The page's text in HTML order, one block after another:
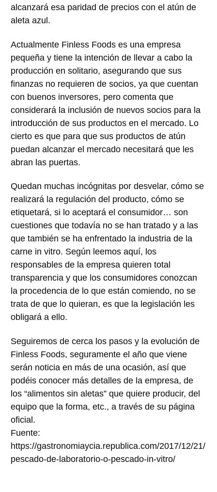
alcanzará esa paridad de precios con el atún de
aleta azul.
Actualmente Finless Foods es una empresa
pequeña y tiene la intención de llevar a cabo la
producción en solitario, asegurando que sus
finanzas no requieren de socios, ya que cuentan
con buenos inversores, pero comenta que
considerará la inclusión de nuevos socios para la
introducción de sus productos en el mercado. Lo
cierto es que para que sus productos de atún
puedan alcanzar el mercado necesitará que les
abran las puertas.
Quedan muchas incógnitas por desvelar, cómo se
realizará la regulación del producto, cómo se
etiquetará, si lo aceptará el consumidor… son
cuestiones que todavía no se han tratado y a las
que también se ha enfrentado la industria de la
carne in vitro. Según leemos aquí, los
responsables de la empresa quieren total
transparencia y que los consumidores conozcan
la procedencia de lo que están comiendo, no se
trata de que lo quieran, es que la legislación les
obligará a ello.
Seguiremos de cerca los pasos y la evolución de
Finless Foods, seguramente el año que viene
serán noticia en más de una ocasión, así que
podéis conocer más detalles de la empresa, de
los “alimentos sin aletas” que quiere producir, del
equipo que la forma, etc., a través de su página
oficial.
Fuente:
https://gastronomiaycia.republica.com/2017/12/21/
pescado-de-laboratorio-o-pescado-in-vitro/